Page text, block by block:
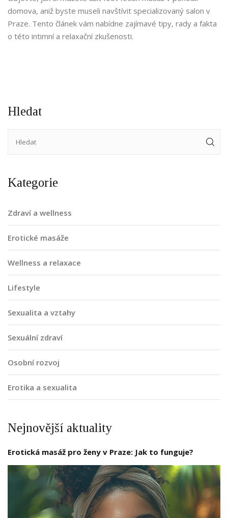
domova, aniž byste museli navštívit specializovaný salon v
Praze. Tento článek vám nabídne zajímavé tipy, rady a fakta
o této intimní a relaxační zkušenosti.
Hledat
Kategorie
Zdraví a wellness
Erotické masáže
Wellness a relaxace
Lifestyle
Sexualita a vztahy
Sexuální zdraví
Osobní rozvoj
Erotika a sexualita
Nejnovější aktuality
Erotická masáž pro ženy v Praze: Jak to funguje?